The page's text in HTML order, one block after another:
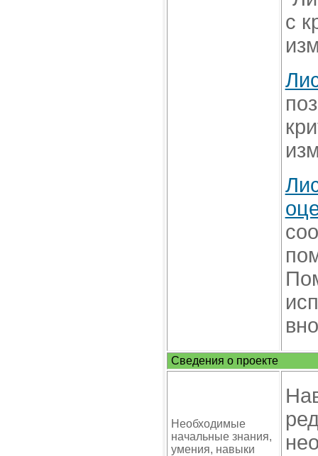
с
Сведения о проекте
Необходимые
начальные знания,
умения, навыки